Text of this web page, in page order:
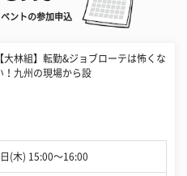
ントの参加申込
【大林組】転勤&ジョブローテは怖くな
！九州の現場から設
(木) 15:00〜16:00